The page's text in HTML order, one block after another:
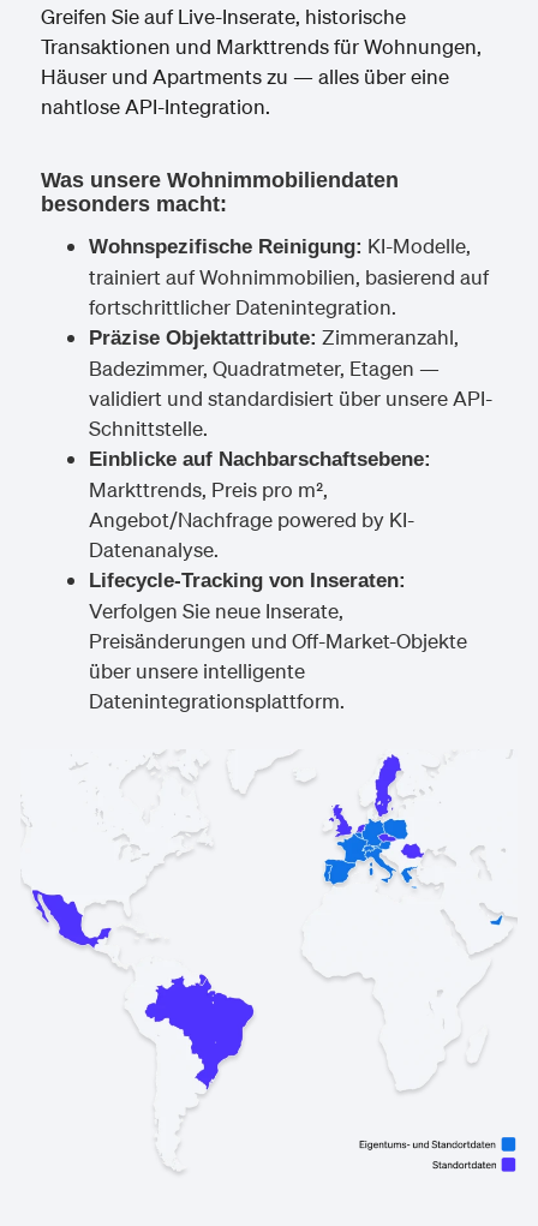
Greifen Sie auf Live-Inserate, historische
Transaktionen und Markttrends für Wohnungen,
Häuser und Apartments zu — alles über eine
nahtlose API-Integration.
Was unsere Wohnimmobiliendaten
besonders macht:
Wohnspezifische Reinigung: KI-Modelle,
trainiert auf Wohnimmobilien, basierend auf
fortschrittlicher Datenintegration.
Präzise Objektattribute: Zimmeranzahl,
Badezimmer, Quadratmeter, Etagen —
validiert und standardisiert über unsere API-
Schnittstelle.
Einblicke auf Nachbarschaftsebene:
Markttrends, Preis pro m²,
Angebot/Nachfrage powered by KI-
Datenanalyse.
Lifecycle-Tracking von Inseraten:
Verfolgen Sie neue Inserate,
Preisänderungen und Off-Market-Objekte
über unsere intelligente
Datenintegrationsplattform.